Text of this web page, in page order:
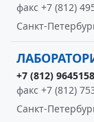
факс +7 (812)
Санкт-
+7 (812) 9645158
факс +7 (812)
Санкт-